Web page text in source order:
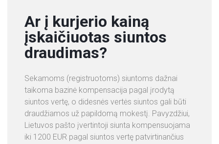
Ar į kurjerio kainą
įskaičiuotas siuntos
draudimas?
Sekamoms (registruotoms) siuntoms dažnai
taikoma bazinė kompensacija pagal įrodytą
siuntos vertę, o didesnės vertės siuntos gali būti
draudžiamos už papildomą mokestį. Pavyzdžiui,
Lietuvos pašto įvertintoji siunta kompensuojama
iki 1200 EUR pagal siuntos vertę patvirtinančius